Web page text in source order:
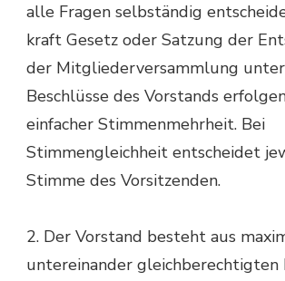
alle Fragen selbständig
kraft Gesetz oder Satzung der
der Mitgliederversammlung
Beschlüsse des Vorstands
einfacher Stimmenmehrheit. Bei
Stimmengleichheit entscheidet
Stimme des Vorsitzenden.
2. Der Vorstand besteht aus
untereinander